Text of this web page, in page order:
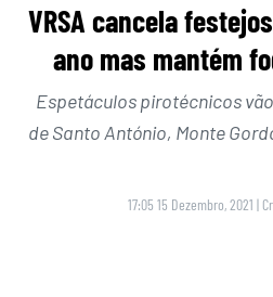
VRSA cancela
ano mas mantém
Espetáculos pirotécnicos
de Santo António, Monte
17:05 15 Dezembro, 2021 |